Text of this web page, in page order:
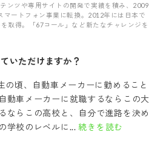
ンツや専用サイトの開発で実績を積み、2009
ートフォン事業に転換。2012年には日本で
取得。「67コール」など新たなチャレンジを
いただけますか？
の頃、自動車メーカーに勤めること
動車メーカーに就職するならこの大
ならこの高校と、自分で進路を決め
学校のレベルに... 続きを読む